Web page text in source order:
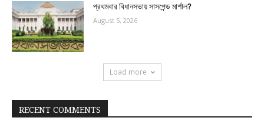
প্রথমবার বিধানসভায় সাসপেন্ড মার্শাল?
August 5, 2026
Load more
RECENT COMMENTS